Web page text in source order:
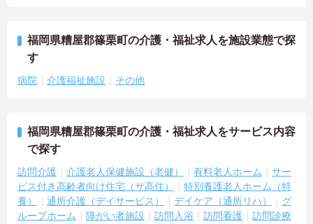
福岡県糟屋郡篠栗町の介護・福祉求人を施設業態で探
す
病院 介護福祉施設 その他
福岡県糟屋郡篠栗町の介護・福祉求人をサービス内容
で探す
訪問介護 介護老人保健施設（老健） 有料老人ホーム
サー
ビス付き高齢者向け住宅（サ高住）
特別養護老人ホーム（特
養）
通所介護（デイサービス） デイケア（通所リハ）
グ
ループホーム
障がい者施設 訪問入浴 訪問看護
訪問診療